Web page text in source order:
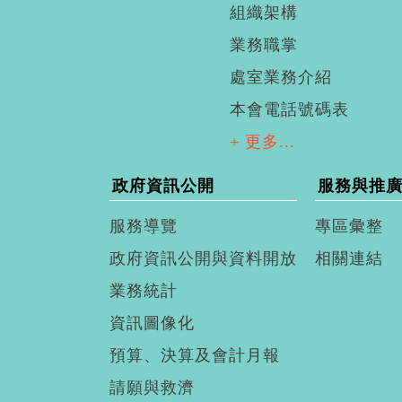
組織架構
業務職掌
處室業務介紹
本會電話號碼表
+ 更多...
政府資訊公開
服務導覽
政府資訊公開與資料開放
業務統計
資訊圖像化
預算、決算及會計月報
請願與救濟
服務與推廣
專區彙整
相關連結